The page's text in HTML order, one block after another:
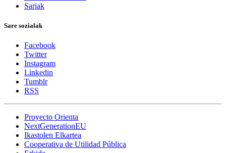
Sariak
Sare sozialak
Facebook
Twitter
Instagram
Linkedin
Tumblr
RSS
Proyecto Orienta
NextGenerationEU
Ikastolen Elkartea
Cooperativa de Utilidad Pública